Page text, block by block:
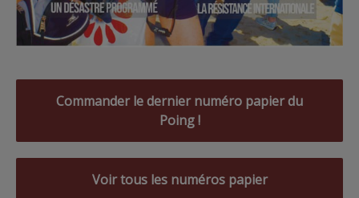
Commander le dernier numéro papier du
Poing !
Voir tous les numéros papier